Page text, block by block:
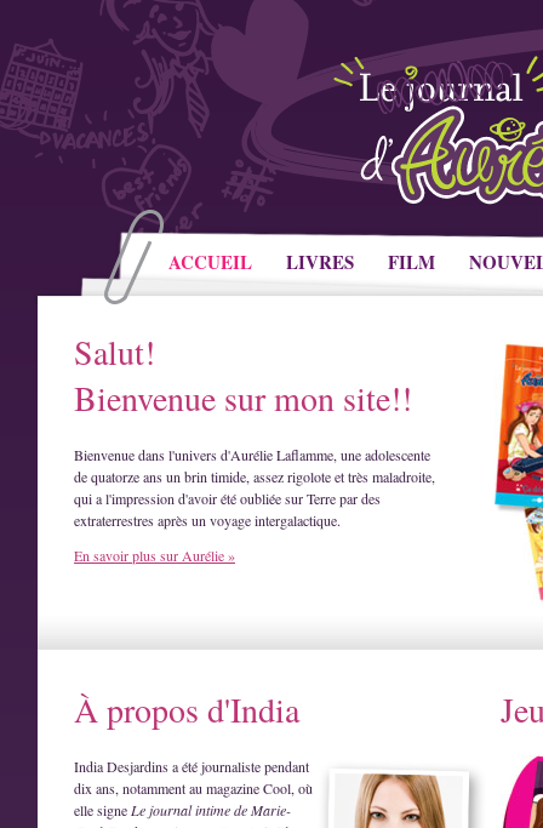
ACCUEIL LIVRES FILM
Salut!
Bienvenue sur mon site!!
Bienvenue dans l'univers d'Aurélie Laflamme, une adolescente
de quatorze ans un brin timide, assez rigolote et très maladroite,
qui a l'impression d'avoir été oubliée sur Terre par des
extraterrestres après un voyage intergalactique.
En savoir plus sur Aurélie »
À propos d'India
India Desjardins a été journaliste pendant
dix ans, notamment au magazine Cool, où
elle signe Le journal intime de Marie-